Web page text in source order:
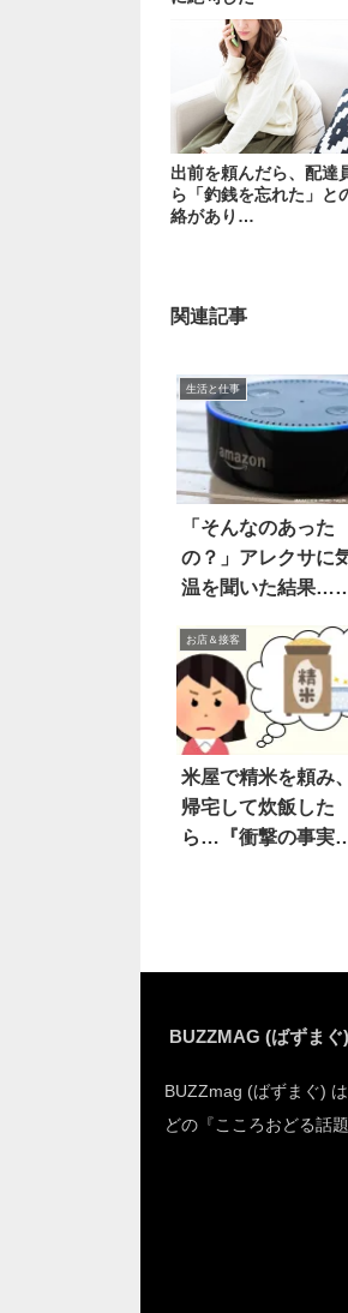
出前を頼んだら、配達
ら「釣銭を忘れた」と
絡があり…
関連記事
生活と仕事
「そんなのあった
の？」アレクサに
温を聞いた結果…
お店＆接客
米屋で精米を頼み、
帰宅して炊飯した
ら…『衝撃の事実
BUZZMAG (ばずま
BUZZmag (ばずまぐ)
どの『こころおどる話